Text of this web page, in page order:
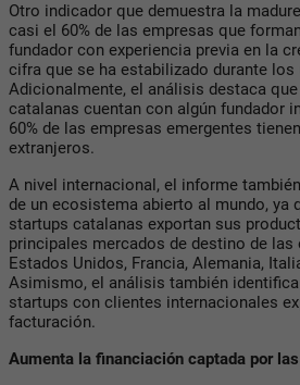
Otro indicador que demuestra la
casi el 60% de las empresas que
fundador con experiencia previa en la
cifra que se ha estabilizado durante
Adicionalmente, el análisis destaca
catalanas cuentan con algún fundador
60% de las empresas emergentes
extranjeros.
A nivel internacional, el informe
de un ecosistema abierto al mundo, ya
startups catalanas exportan sus
principales mercados de destino de
Estados Unidos, Francia, Alemania,
Asimismo, el análisis también identifica
startups con clientes internacionales
facturación.
Aumenta la financiación captada por